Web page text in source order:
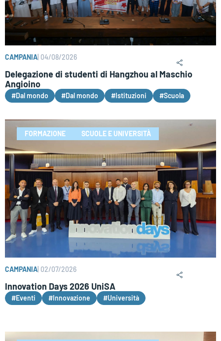
CAMPANIA 04/08/2026
Delegazione di studenti di Hangzhou al Maschio
Angioino
#Dal mondo #Dal mondo #Istituzioni #Scuola
FORMAZIONE SCUOLE E UNIVERSITÀ
CAMPANIA 02/07/2026
Innovation Days 2026 UniSA
#Eventi #Innovazione #Università